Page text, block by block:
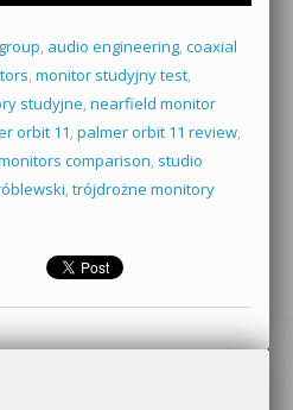
, audio engineering, coaxial
, monitor studyjny test,
studyjne, nearfield monitor
orbit 11, palmer orbit 11 review,
comparison, studio
, trójdrożne monitory